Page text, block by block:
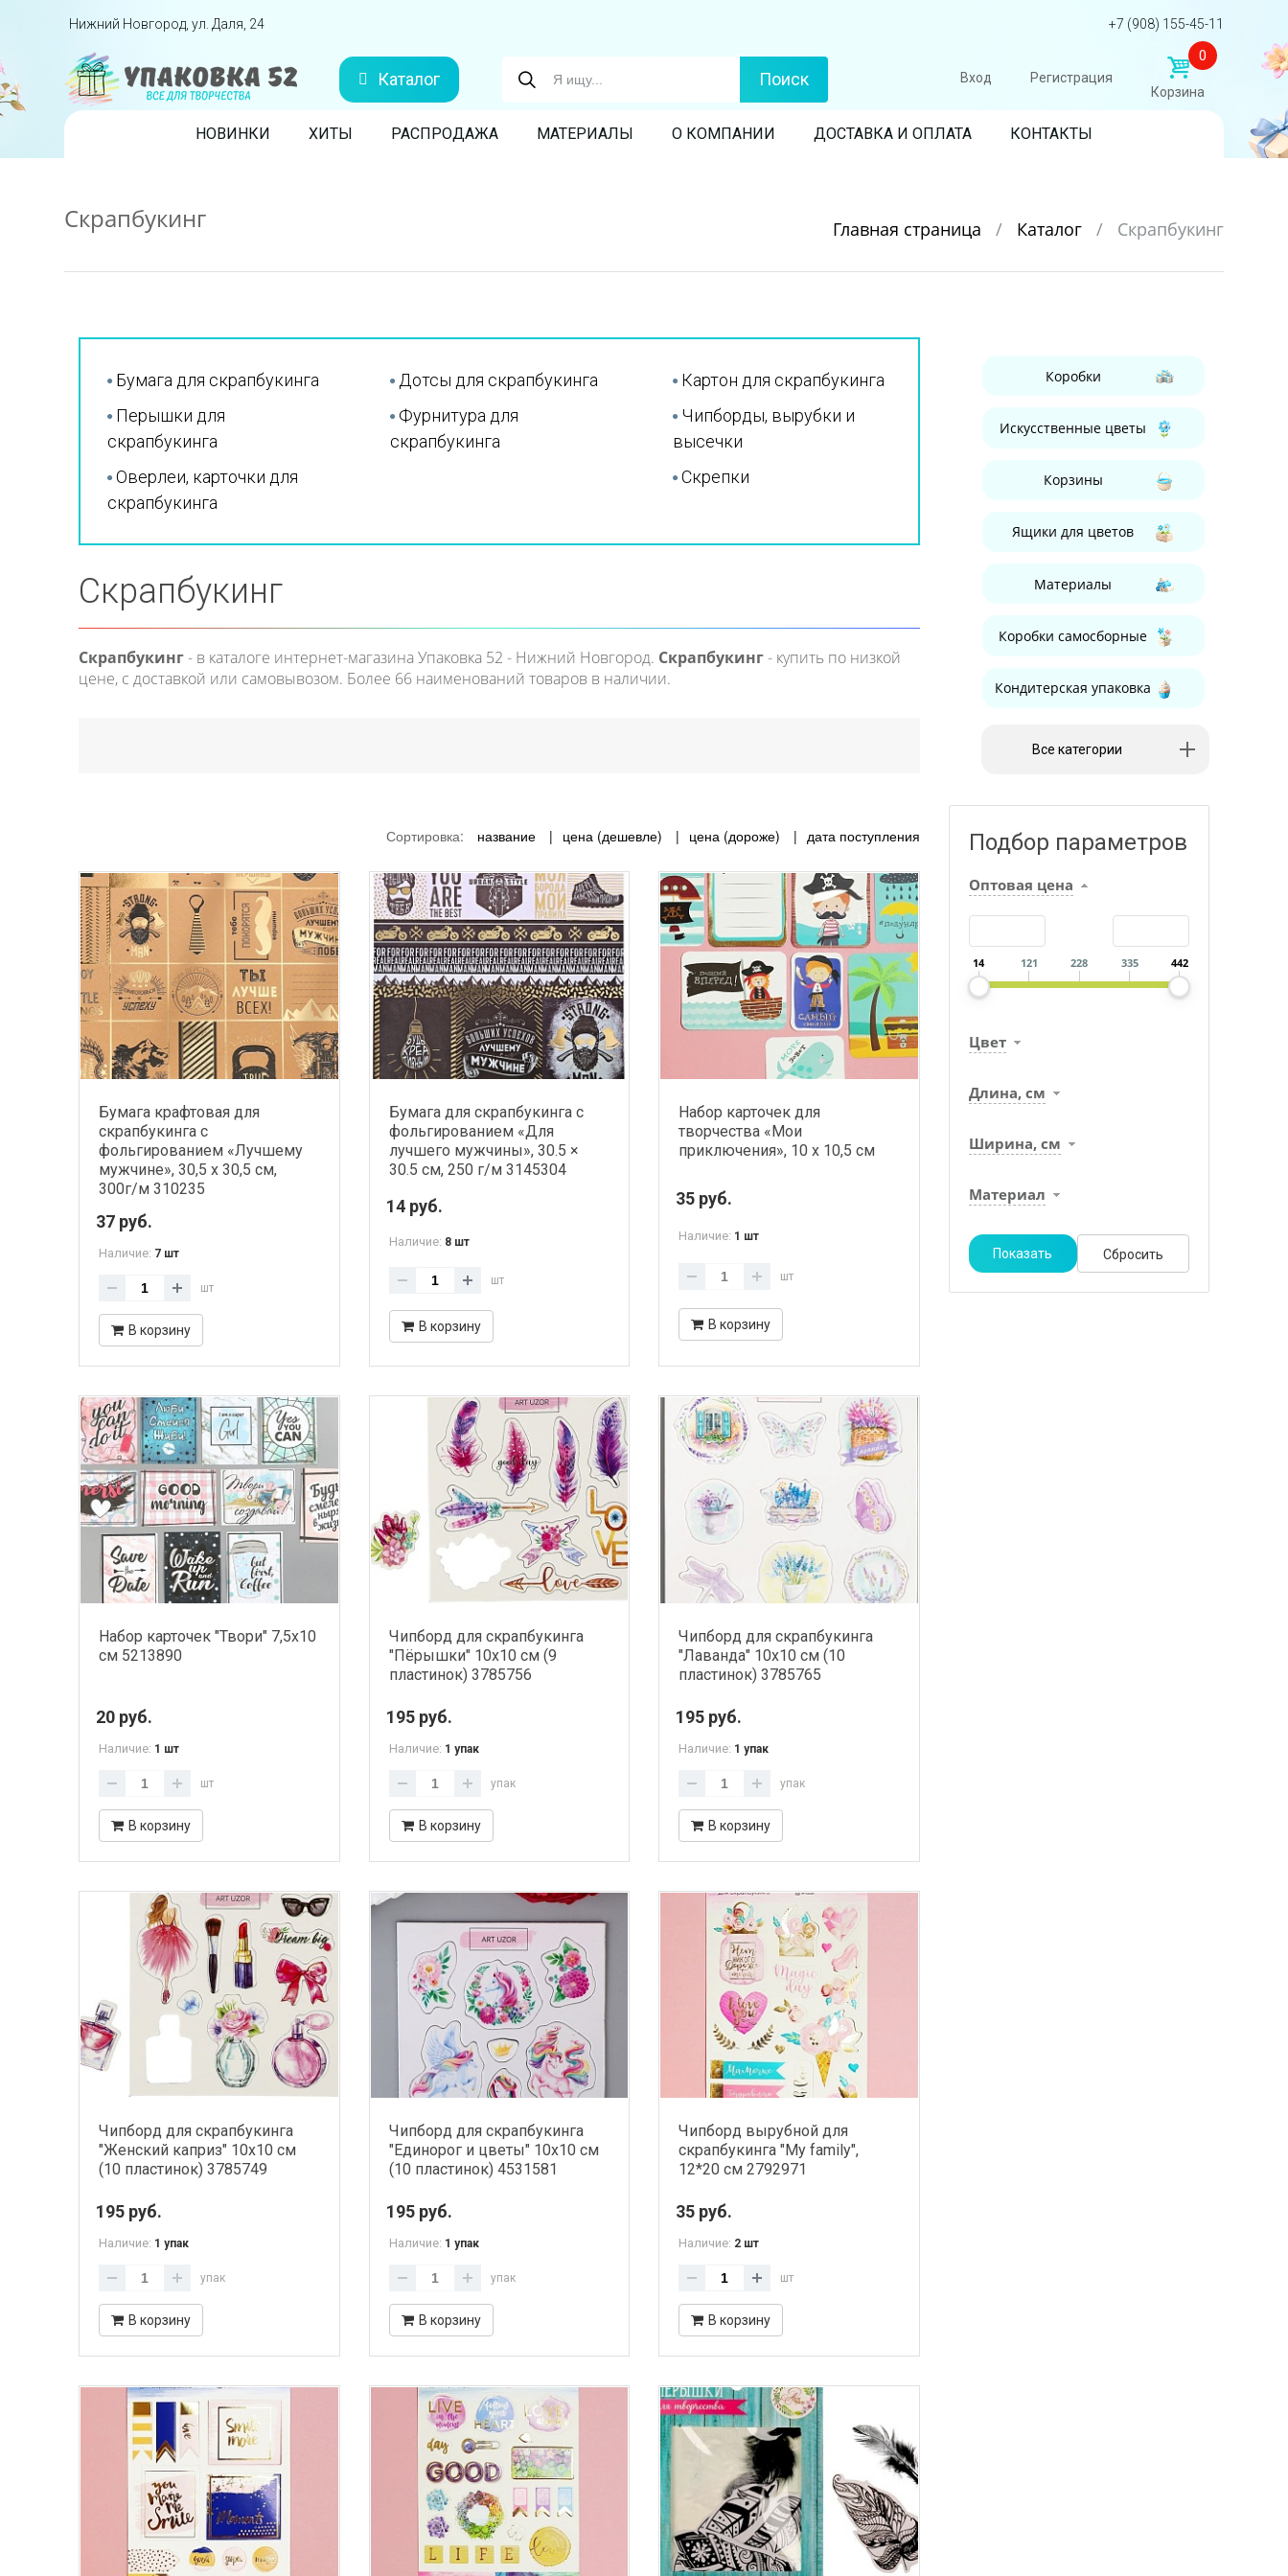
Перейти вниз
Нижний Новгород, ул. Даля, 24 +7 (908) 155-45-11
Каталог Поиск Вход Регистрация
0
Корзина
Skip to content
НОВИНКИ ХИТЫ РАСПРОДАЖА МАТЕРИАЛЫ О КОМПАНИИ ДОСТАВКА И ОПЛАТА КОНТАКТЫ
Скрапбукинг Главная страница / Каталог / Скрапбукинг
Коробки
Искусственные цветы
Корзины
Ящики для цветов
Материалы
Коробки самосборные
Кондитерская упаковка
Конверты для денег
Аксессуары для декора
Открытки
Скрапбукинг
Наполнители
Инструменты для
Кашпо
Все категории
Подбор параметров
Оптовая цена
14 121 228 335 442
Цвет
Длина, см
Ширина, см
Материал
Бумага для скрапбукинга Дотсы для скрапбукинга
Картон для скрапбукинга
Перышки для
скрапбукинга
Фурнитура для
скрапбукинга
Чипборды, вырубки и
высечки
Оверлеи, карточки для
скрапбукинга
Скрепки
Скрапбукинг
Скрапбукинг- в каталоге интернет-магазина Упаковка 52 - Нижний Новгород. Скрапбукинг- купить по низкой
цене, с доставкой или самовывозом. Более 66 наименований товаров в наличии.
Сортировка: название цена (дешевле) цена (дороже) дата поступления
Бумага крафтовая для
скрапбукинга с
фольгированием «Лучшему
мужчине», 30,5 х 30,5 см,
300г/м 310235
37 руб.
Наличие: 7 шт
шт
В корзину
Бумага для скрапбукинга с
фольгированием «Для
лучшего мужчины», 30.5 ×
30.5 см, 250 г/м 3145304
14 руб.
Наличие: 8 шт
шт
В корзину
Набор карточек для
творчества «Мои
приключения», 10 х 10,5 см
35 руб.
Наличие: 1 шт
шт
В корзину
Набор карточек "Твори" 7,5х10
см 5213890
20 руб.
Наличие: 1 шт
шт
В корзину
Чипборд для скрапбукинга
"Пёрышки" 10х10 см (9
пластинок) 3785756
195 руб.
Наличие: 1 упак
упак
В корзину
Чипборд для скрапбукинга
"Лаванда" 10х10 см (10
пластинок) 3785765
195 руб.
Наличие: 1 упак
упак
В корзину
Чипборд для скрапбукинга
"Женский каприз" 10х10 см
(10 пластинок) 3785749
195 руб.
Наличие: 1 упак
упак
В корзину
Чипборд для скрапбукинга
"Единорог и цветы" 10х10 см
(10 пластинок) 4531581
195 руб.
Наличие: 1 упак
упак
В корзину
Чипборд вырубной для
скрапбукинга "My family",
12*20 см 2792971
35 руб.
Наличие: 2 шт
шт
В корзину